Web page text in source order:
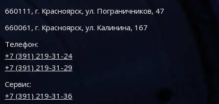
660111, г. Красноярск, ул. Пограничников, 47
660061, г. Красноярск, ул. Калинина, 167
Телефон:
+7 (391) 219-31-24
+7 (391) 219-31-29
Сервис:
+7 (391) 219-31-36